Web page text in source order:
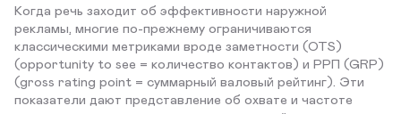
Когда речь заходит об эффективности наружной
рекламы, многие по-прежнему ограничиваются
классическими метриками вроде заметности (OTS)
(opportunity to see = количество контактов) и РРП (GRP)
(gross rating point = суммарный валовый рейтинг). Эти
показатели дают представление об охвате и частоте